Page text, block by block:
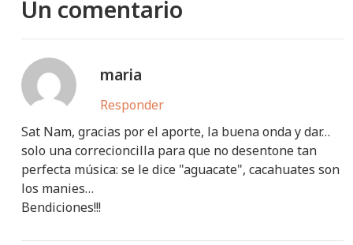
Un comentario
maria
Responder
Sat Nam, gracias por el aporte, la buena onda y dar…
solo una correcioncilla para que no desentone tan
perfecta música: se le dice "aguacate", cacahuates son
los manies…
Bendiciones!!!